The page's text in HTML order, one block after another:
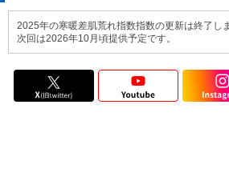
2025年の寒暖差肌荒れ指数指数の更新は終了し
次回は2026年10月頃提供予定です。